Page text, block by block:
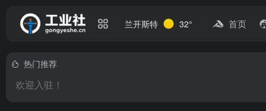
兰开斯特 32° 首页
热门推荐
欢迎入驻！